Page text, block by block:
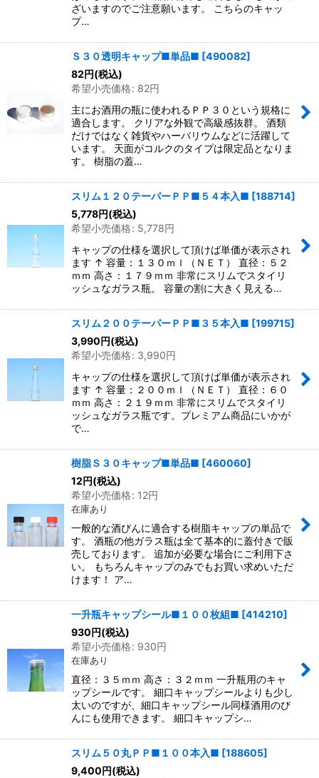
ざいますのでご注意願います。 こちらのキャッ
プ…
Ｓ３０透明キャップ■単品■ [490082]
82円(税込)
希望小売価格: 82円
主にお酒用の瓶に使われるＰＰ３０という規格に
適合します。 クリアな外観で高級感抜群。 酒類
だけではなく雑貨やハーバリウムなどに活躍して
います。 天面がコルクのタイプは限定品となりま
す。 樹脂の蓋…
スリム１２０テーパーＰＰ■５４本入■ [188714]
5,778円(税込)
希望小売価格: 5,778円
キャップの仕様を選択して頂けば単価が表示され
ます ↑ 容量：１３０ｍｌ（ＮＥＴ） 直径：５２
ｍｍ 高さ：１７９ｍｍ 非常にスリムでスタイリ
ッシュなガラス瓶。 容量の割に大きく見える…
スリム２００テーパーＰＰ■３５本入■ [199715]
3,990円(税込)
希望小売価格: 3,990円
キャップの仕様を選択して頂けば単価が表示され
ます ↑ 容量：２００ｍｌ（ＮＥＴ） 直径：６０
ｍｍ 高さ：２１９ｍｍ 非常にスリムでスタイリ
ッシュなガラス瓶です。プレミアム商品にいかが
で…
樹脂Ｓ３０キャップ■単品■ [460060]
12円(税込)
希望小売価格: 12円
在庫あり
一般的な酒びんに適合する樹脂キャップの単品で
す。 酒瓶の他ガラス瓶は全て基本的に蓋付きで販
売しております。 追加が必要な場合にご利用下さ
い。 もちろんキャップのみでもお買い求めいただ
けます！ ア…
一升瓶キャップシール■１００枚組■ [414210]
930円(税込)
希望小売価格: 930円
在庫あり
直径：３５ｍｍ 高さ：３２ｍｍ 一升瓶用のキャ
ップシールです。 細口キャップシールよりも少し
太いのですが、細口キャップシール同様酒用のび
んにも使用できます。 細口キャップシ…
スリム５０丸ＰＰ■１００本入■ [188605]
9,400円(税込)